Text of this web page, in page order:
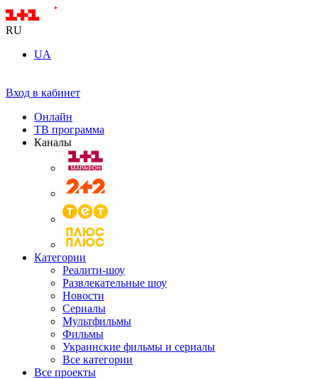
RU
UA
Вход в кабинет
Онлайн
ТВ программа
Каналы
Категории
Реалити-шоу
Развлекательные шоу
Новости
Сериалы
Мультфильмы
Фильмы
Украинские фильмы и сериалы
Все категории
Все проекты